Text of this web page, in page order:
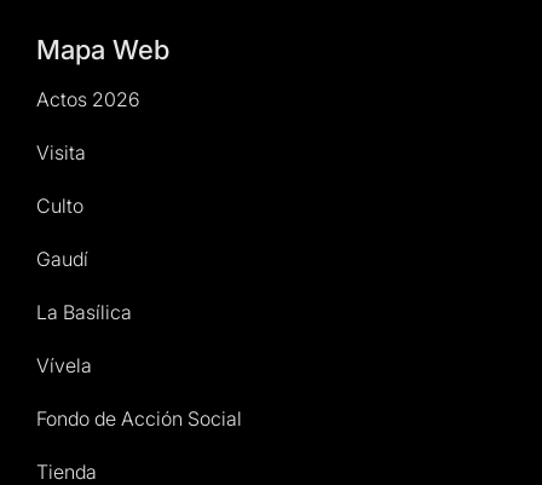
Mapa Web
Actos 2026
Visita
Culto
Gaudí
La Basílica
Vívela
Fondo de Acción Social
Tienda